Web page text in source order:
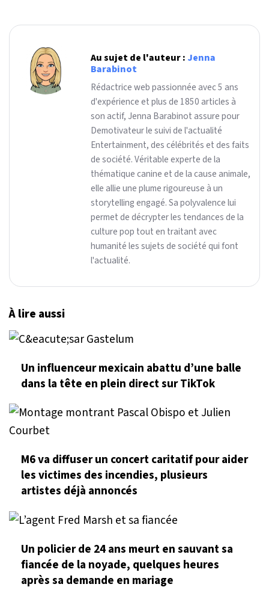
Au sujet de l'auteur : Jenna
Barabinot
Rédactrice web passionnée avec 5 ans
d'expérience et plus de 1850 articles à
son actif, Jenna Barabinot assure pour
Demotivateur le suivi de l'actualité
Entertainment, des célébrités et des faits
de société. Véritable experte de la
thématique canine et de la cause animale,
elle allie une plume rigoureuse à un
storytelling engagé. Sa polyvalence lui
permet de décrypter les tendances de la
culture pop tout en traitant avec
humanité les sujets de société qui font
l'actualité.
À lire aussi
Un influenceur mexicain abattu d’une balle
dans la tête en plein direct sur TikTok
M6 va diffuser un concert caritatif pour aider
les victimes des incendies, plusieurs
artistes déjà annoncés
Un policier de 24 ans meurt en sauvant sa
fiancée de la noyade, quelques heures
après sa demande en mariage